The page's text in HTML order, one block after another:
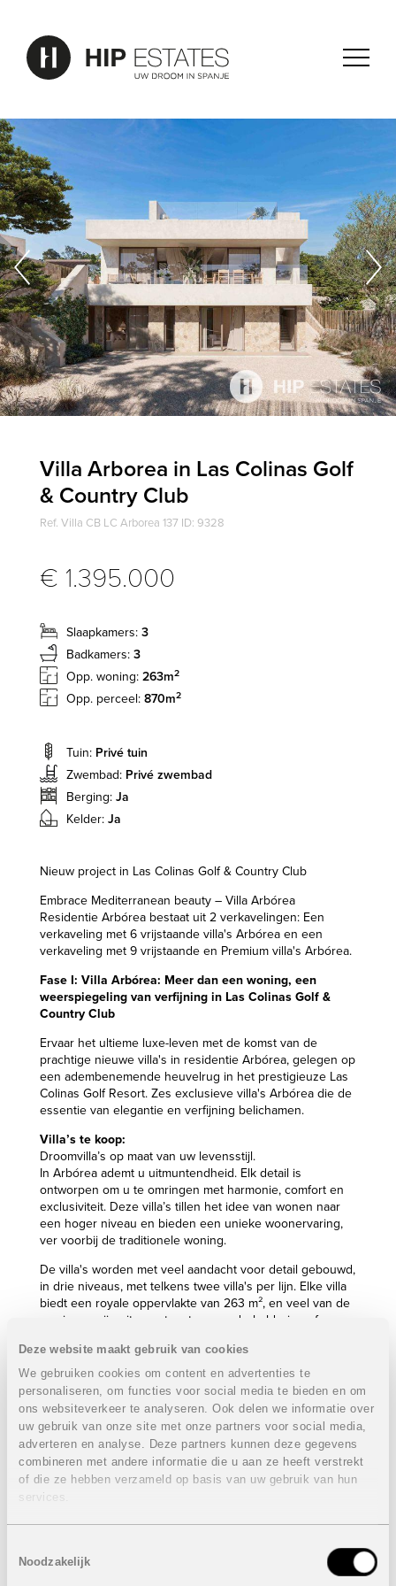
Deze website maakt gebruik van cookies
We gebruiken cookies om content en advertenties te
personaliseren, om functies voor social media te bieden en om
ons websiteverkeer te analyseren. Ook delen we informatie over
uw gebruik van onze site met onze partners voor social media,
adverteren en analyse. Deze partners kunnen deze gegevens
combineren met andere informatie die u aan ze heeft verstrekt
of die ze hebben verzameld op basis van uw gebruik van hun
services.
Noodzakelijk
Villa Arborea in Las Colinas Golf
& Country Club
Ref. Villa CB LC Arborea 137 ID: 9328
€ 1.395.000
Slaapkamers: 3
Badkamers: 3
Opp. woning: 263m2
Opp. perceel: 870m2
Tuin: Privé tuin
Zwembad: Privé zwembad
Berging: Ja
Kelder: Ja
Nieuw project in Las Colinas Golf & Country Club
Embrace Mediterranean beauty – Villa Arbórea
Residentie Arbórea bestaat uit 2 verkavelingen: Een
verkaveling met 6 vrijstaande villa's Arbórea en een
verkaveling met 9 vrijstaande en Premium villa's Arbórea.
Fase I: Villa Arbórea: Meer dan een woning, een
weerspiegeling van verfijning in Las Colinas Golf &
Country Club
Ervaar het ultieme luxe-leven met de komst van de
prachtige nieuwe villa's in residentie Arbórea, gelegen op
een adembenemende heuvelrug in het prestigieuze Las
Colinas Golf Resort. Zes exclusieve villa's Arbórea die de
essentie van elegantie en verfijning belichamen.
Villa’s te koop:
Droomvilla’s op maat van uw levensstijl.
In Arbórea ademt u uitmuntendheid. Elk detail is
ontworpen om u te omringen met harmonie, comfort en
exclusiviteit. Deze villa’s tillen het idee van wonen naar
een hoger niveau en bieden een unieke woonervaring,
ver voorbij de traditionele woning.
De villa's worden met veel aandacht voor detail gebouwd,
in drie niveaus, met telkens twee villa's per lijn. Elke villa
biedt een royale oppervlakte van 263 m², en veel van de
woningen zijn uitgerust met een onderkeldering of een
ongeveer 870 m², waardoor u volop ruimte en privacy
geniet.
Het design:
De interieurs worden gecreëerd door Mediterranean
Nomad, een gerenommeerd designstudio uit Jávea
(Alicante). Hun signatuur: natuurlijke materialen, warme
tinten en een minimalistische maar gastvrije esthetiek.
Onder leiding van Silvia Bellot vertaalt het team de
mediterrane ziel naar eigentijdse interieurs met een